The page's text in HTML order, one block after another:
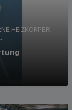
HEIZKÖRPER